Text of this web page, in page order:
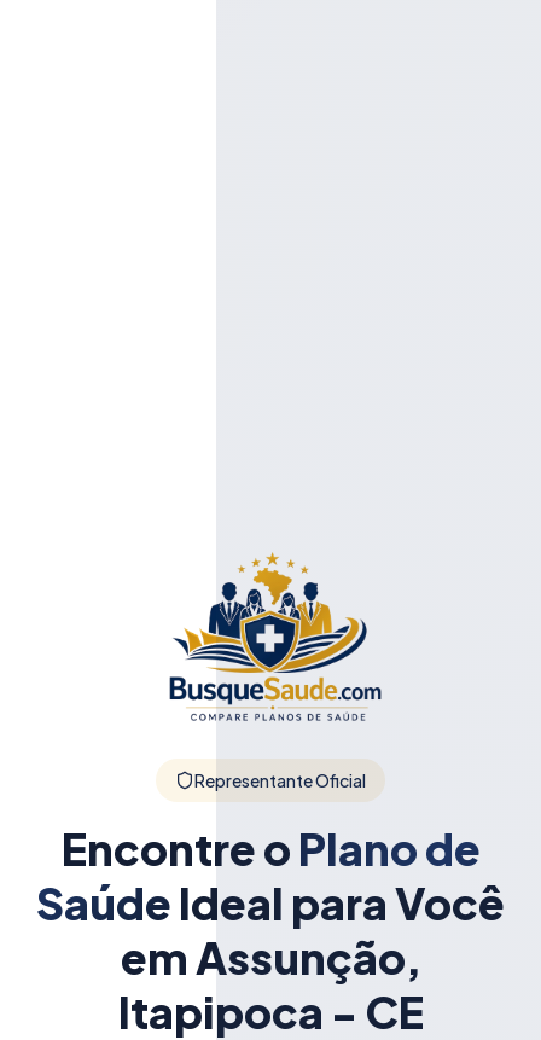
Representante Oficial
Encontre o Plano de
Saúde Ideal para Você
em Assunção,
Itapipoca - CE